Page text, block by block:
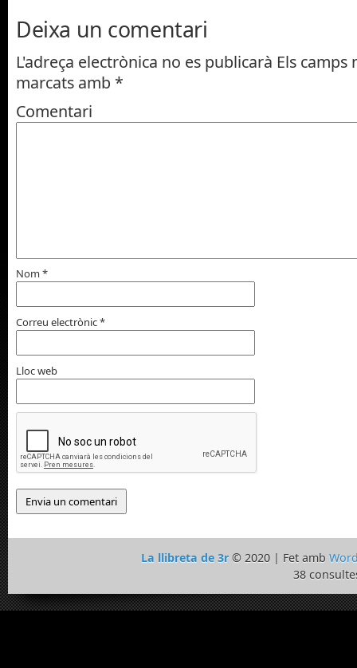
Deixa un comentari
L'adreça electrònica no es publicarà Els camps
marcats amb *
Comentari
Nom *
Correu electrònic*
Lloc web
La llibreta de 3r© 2020 | Fet amb
38